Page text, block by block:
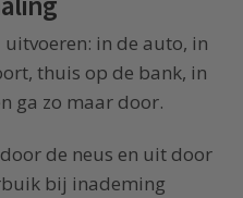
uitvoeren: in de auto, in
thuis op de bank, in
ga zo maar door.
de neus en uit door
bij inademing